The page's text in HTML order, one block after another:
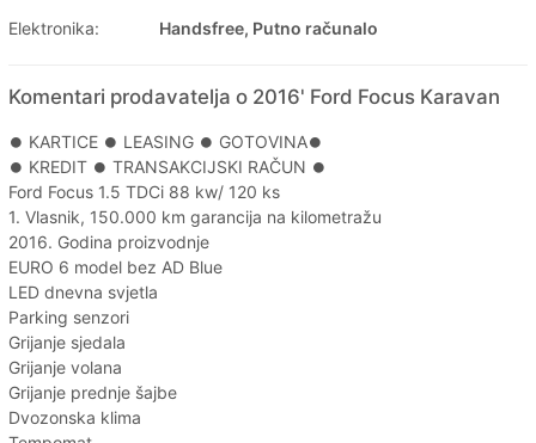
Elektronika:
Handsfree, Putno računalo
Komentari prodavatelja o 2016' Ford Focus Karavan
⏺️ KARTICE ⏺️ LEASING ⏺️ GOTOVINA⏺️
⏺️ KREDIT ⏺️ TRANSAKCIJSKI RAČUN ⏺️
Ford Focus 1.5 TDCi 88 kw/ 120 ks
1. Vlasnik, 150.000 km garancija na kilometražu
2016. Godina proizvodnje
EURO 6 model bez AD Blue
LED dnevna svjetla
Parking senzori
Grijanje sjedala
Grijanje volana
Grijanje prednje šajbe
Dvozonska klima